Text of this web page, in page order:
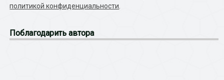
политикой конфиденциальности
Поблагодарить автора